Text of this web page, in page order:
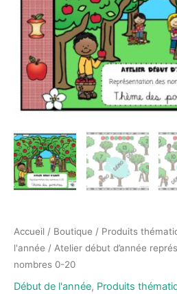
Accueil / Boutique / Produits
l'année / Atelier début d’année
nombres 0-20
Début de l'année, Produits